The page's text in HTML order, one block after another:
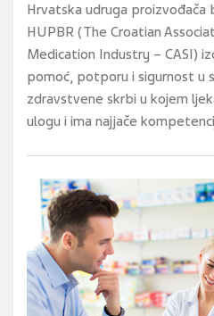
Hrvatska udruga
HUPBR (The Croatian
Medication Industry – CASI)
pomoć, potporu i sigurnost u
zdravstvene skrbi u kojem
ulogu i ima najjače